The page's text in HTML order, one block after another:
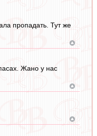
пропадать. Тут же
Жано у нас